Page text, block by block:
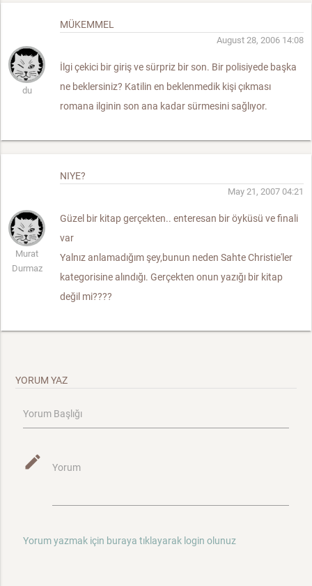
du
MÜKEMMEL
August 28, 2006 14:08
İlgi çekici bir giriş ve sürpriz bir son. Bir polisiyede başka
ne beklersiniz? Katilin en beklenmedik kişi çıkması
romana ilginin son ana kadar sürmesini sağlıyor.
Murat
Durmaz
NIYE?
May 21, 2007 04:21
Güzel bir kitap gerçekten.. enteresan bir öyküsü ve finali
var
Yalnız anlamadığım şey,bunun neden Sahte Christie'ler
kategorisine alındığı. Gerçekten onun yazığı bir kitap
değil mi????
YORUM YAZ
Yorum Başlığı
mode_edit Yorum
Yorum yazmak için buraya tıklayarak login olunuz